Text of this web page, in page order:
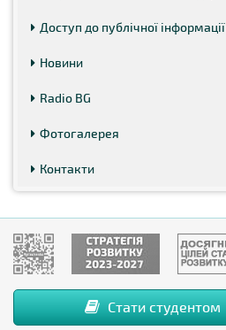
Доступ до публічної інформації
Новини
Radio BG
Фотогалерея
Контакти
Стати студентом